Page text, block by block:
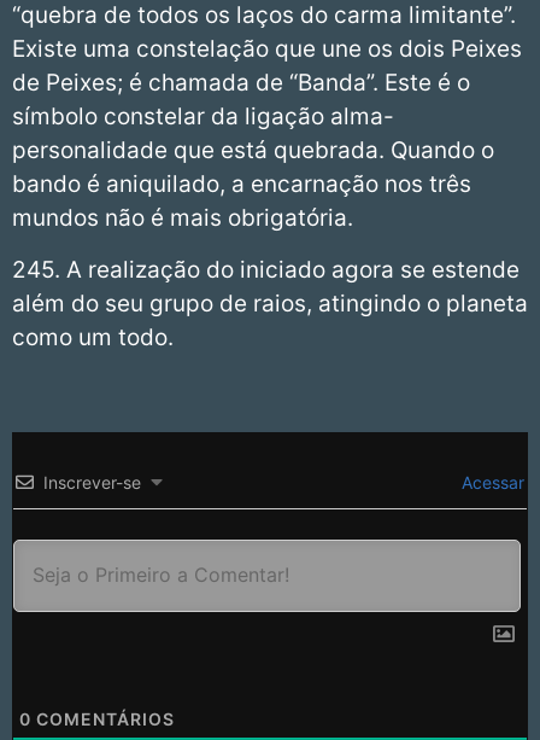
“quebra de todos os laços do carma limitante”.
Existe uma constelação que une os dois Peixes
de Peixes; é chamada de “Banda”. Este é o
símbolo constelar da ligação alma-
personalidade que está quebrada. Quando o
bando é aniquilado, a encarnação nos três
mundos não é mais obrigatória.
245. A realização do iniciado agora se estende
além do seu grupo de raios, atingindo o planeta
como um todo.
Inscrever-se Acessar
0 COMENTÁRIOS